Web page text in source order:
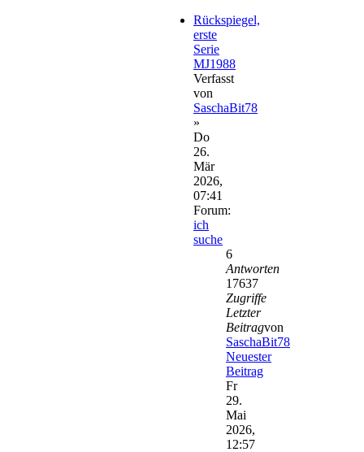
Rückspiegel,
erste
Serie
MJ1988
Verfasst
von
SaschaBit78
»
Do
26.
Mär
2026,
07:41
Forum:
ich
suche
6
Antworten
17637
Zugriffe
Letzter
Beitragvon
SaschaBit78
Neuester
Beitrag
Fr
29.
Mai
2026,
12:57